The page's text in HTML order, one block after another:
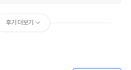
후기 더보기